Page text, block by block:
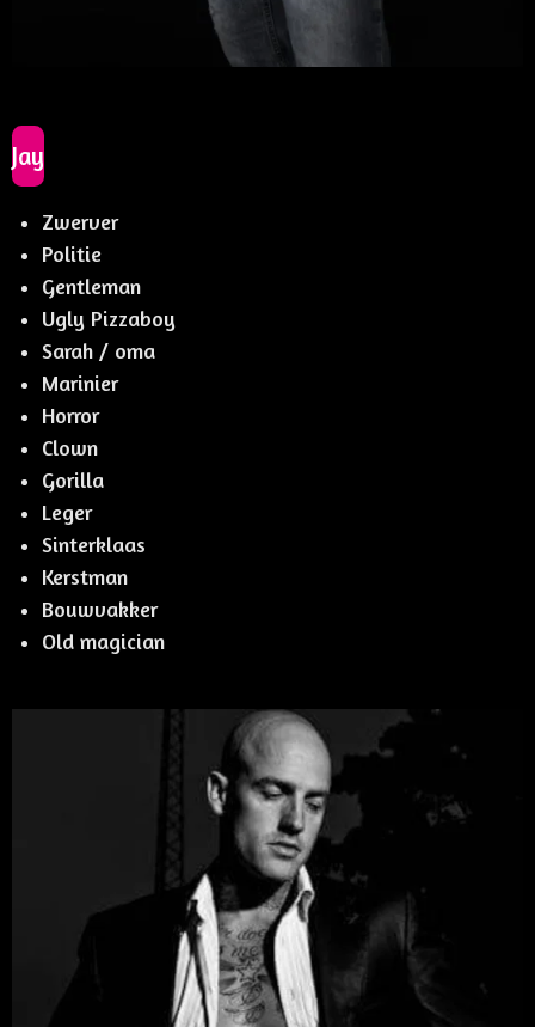
Jay
Zwerver
Politie
Gentleman
Ugly Pizzaboy
Sarah / oma
Marinier
Horror
Clown
Gorilla
Leger
Sinterklaas
Kerstman
Bouwvakker
Old magician